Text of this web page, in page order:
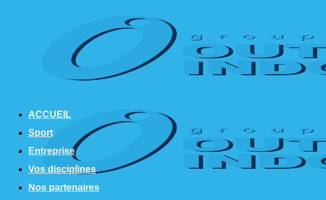
ACCUEIL
Sport
Entreprise
Vos disciplines
Nos partenaires